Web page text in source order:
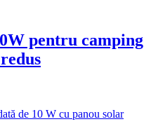
pentru camping